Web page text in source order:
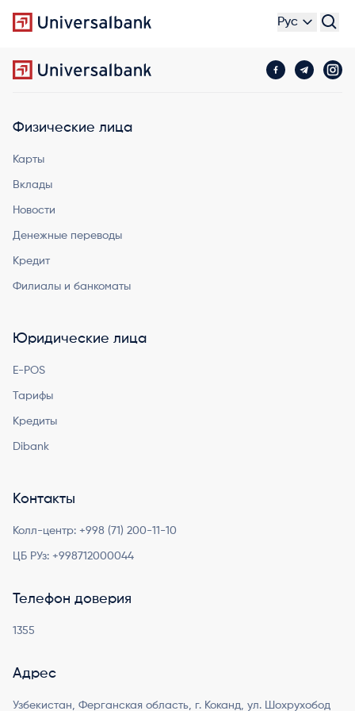
Рус
Физические лица
Карты
Вклады
Новости
Денежные переводы
Кредит
Филиалы и банкоматы
Юридические лица
E-POS
Тарифы
Кредиты
Dibank
Контакты
Колл-центр: +998 (71) 200-11-10
ЦБ РУз: +998712000044
Телефон доверия
1355
Адрес
Узбекистан, Ферганская область, г. Коканд, ул. Шохрухобод